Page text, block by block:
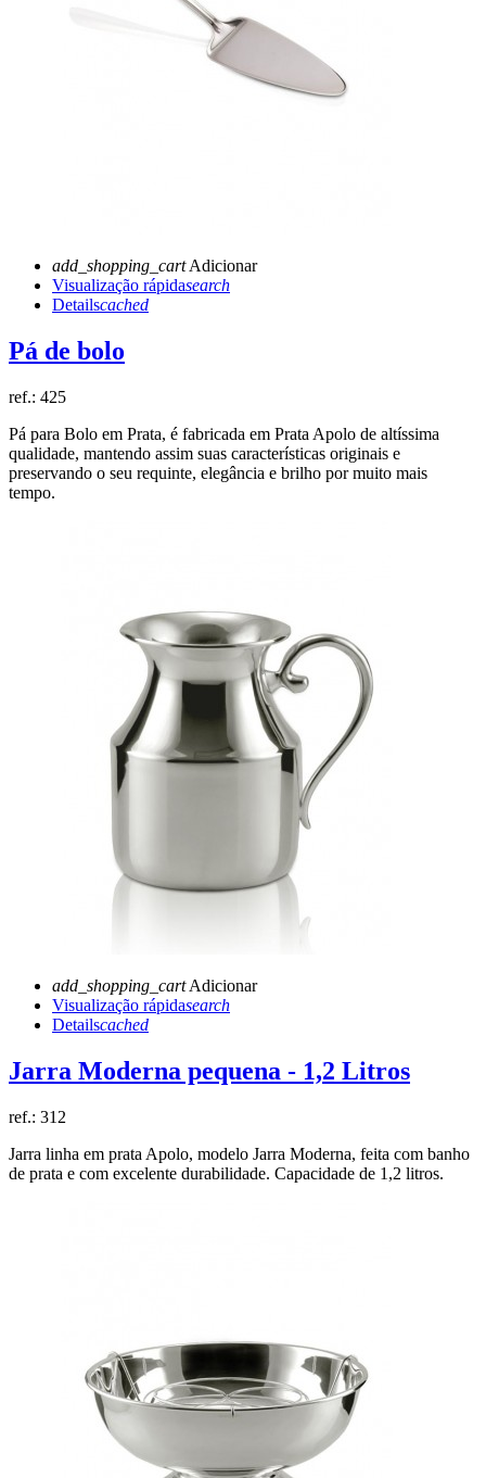
add_shopping_cartAdicionar
Visualização rápidasearch
Detailscached
Pá de bolo
ref.: 425
Pá para Bolo em Prata, é fabricada em Prata Apolo de altíssima
qualidade, mantendo assim suas características originais e
preservando o seu requinte, elegância e brilho por muito mais
tempo.
add_shopping_cartAdicionar
Visualização rápidasearch
Detailscached
Jarra Moderna pequena - 1,2 Litros
ref.: 312
Jarra linha em prata Apolo, modelo Jarra Moderna, feita com banho
de prata e com excelente durabilidade. Capacidade de 1,2 litros.